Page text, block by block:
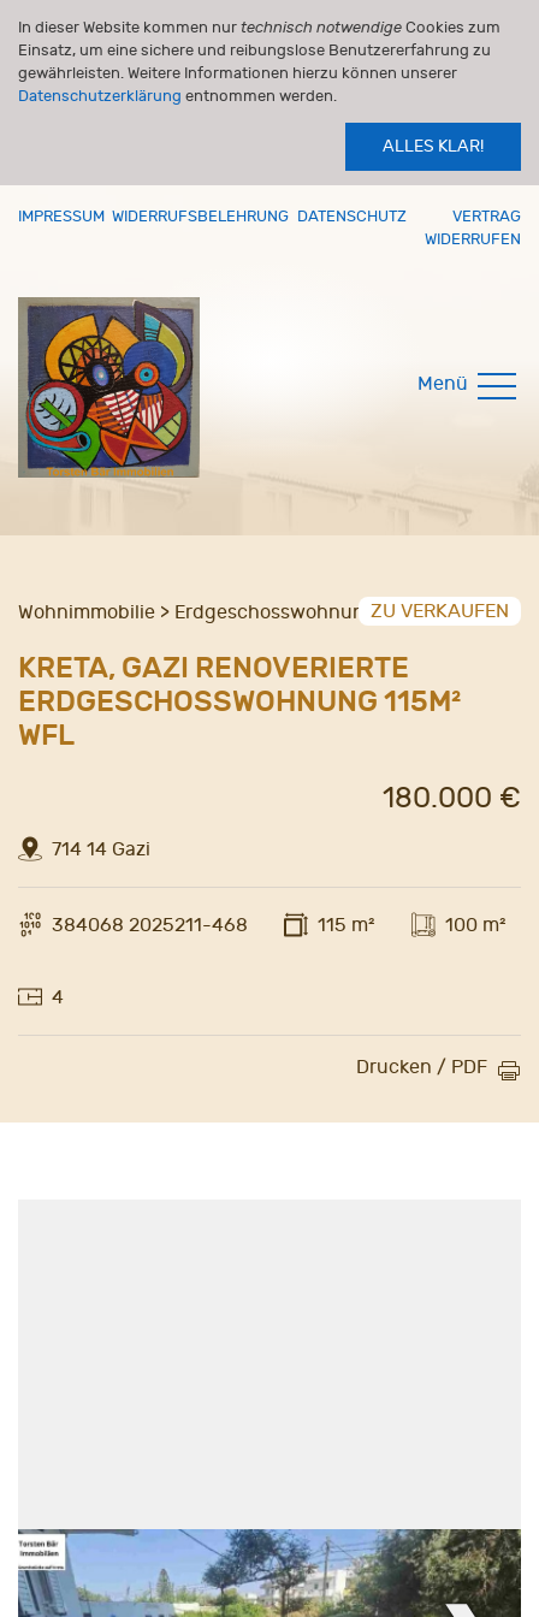
In dieser Website kommen nur technisch notwendige Cookies zum
Einsatz, um eine sichere und reibungslose Benutzererfahrung zu
gewährleisten. Weitere Informationen hierzu können unserer
Datenschutzerklärung entnommen werden.
ALLES KLAR!
IMPRESSUM WIDERRUFSBELEHRUNG DATENSCHUTZ
VERTRAG
WIDERRUFEN
Menü
Wohnimmobilie > ErdgeschosswohnungZU VERKAUFEN
KRETA, GAZI RENOVERIERTE
ERDGESCHOSSWOHNUNG 115M²
WFL
714 14 Gazi
180.000 €
384068 2025211-468 115 m² 100 m²
4
Drucken / PDF